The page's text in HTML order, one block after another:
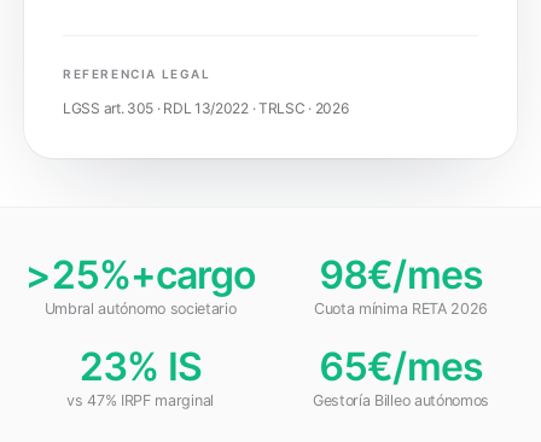
REFERENCIA LEGAL
LGSS art. 305 · RDL 13/2022 · TRLSC · 2026
>25%+cargo
Umbral autónomo societario
98€/mes
Cuota mínima RETA 2026
23% IS
vs 47% IRPF marginal
65€/mes
Gestoría Billeo autónomos